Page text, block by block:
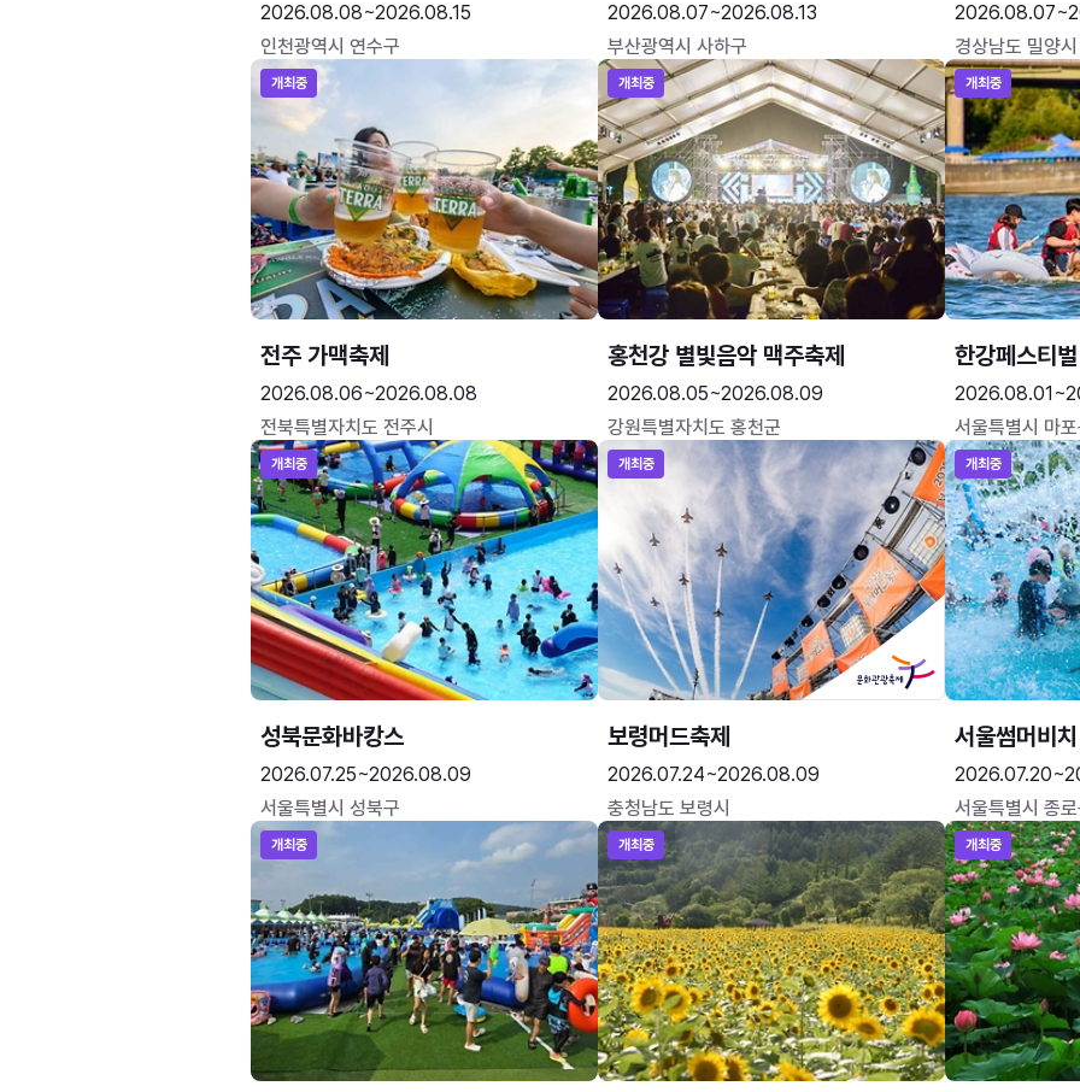
2026.08.08~2026.08.15
인천광역시 연수구
2026.08.07~2026.08.13
부산광역시 사하구
경상남도 밀양시
개최중
전주 가맥축제
2026.08.06~2026.08.08
전북특별자치도 전주시
개최중
홍천강 별빛음악 맥주축제
2026.08.05~2026.08.09
강원특별자치도 홍천군
개최중
한강페스티벌
서울특별시 마
개최중
성북문화바캉스
2026.07.25~2026.08.09
서울특별시 성북구
개최중
보령머드축제
2026.07.24~2026.08.09
충청남도 보령시
개최중
서울썸머비치
서울특별시 종
개최중 개최중 개최중